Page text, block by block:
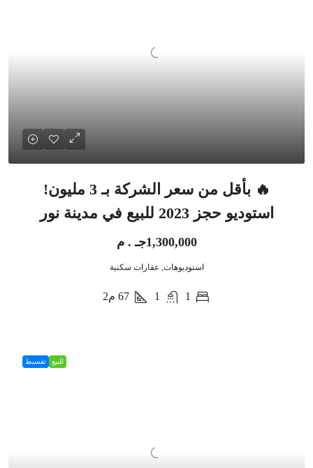
🔥 بأقل من سعر الشركة بـ 3 مليون!
استوديو حجز 2023 للبيع في مدينة نور
1,300,000جـ . م
استوديوهات, عقارات سكنية
1
1
67 م2
للبيع تقسيط